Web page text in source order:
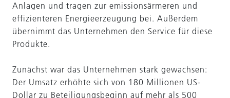
Anlagen und tragen zur emissionsärmeren und
effizienteren Energieerzeugung bei. Außerdem
übernimmt das Unternehmen den Service für diese
Produkte.
Zunächst war das Unternehmen stark gewachsen:
Der Umsatz erhöhte sich von 180 Millionen US-
Dollar zu Beteiligungsbeginn auf mehr als 500